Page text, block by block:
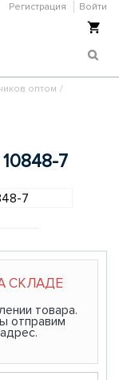
Регистрация Войти
оптом /
7
СКЛАДЕ
товара.
отправим